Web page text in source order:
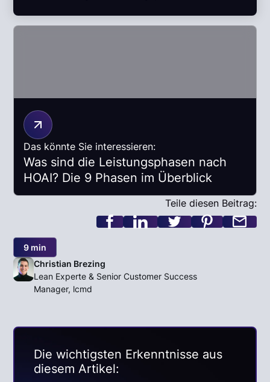
Das könnte Sie interessieren:
Was sind die Leistungsphasen nach
HOAI? Die 9 Phasen im Überblick
Teile diesen Beitrag:
Christian Brezing
Lean Experte & Senior Customer Success
Manager, lcmd
9 min
Die wichtigsten Erkenntnisse aus
diesem Artikel: